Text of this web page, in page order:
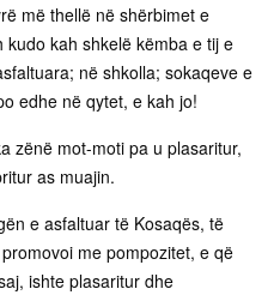
më thellë në shërbimet e
kah shkelë këmba e tij e
në shkolla; sokaqeve e
edhe në qytet, e kah jo!
zënë mot-moti pa u plasaritur,
as muajin.
e asfaltuar të Kosaqës, të
me pompozitet, e që
ishte plasaritur dhe